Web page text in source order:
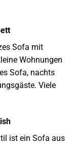
Sofa mit
Wohnungen
Sofa, nachts
Viele
ist ein Sofa aus